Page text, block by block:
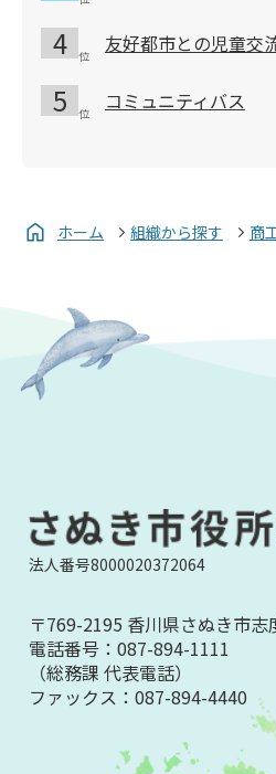
友好都市との児童交
コミュニティバス
ホーム 組織から探す 商
法人番号8000020372064
〒769-2195 香川県さぬき市志
電話番号：087-894-1111
（総務課 代表電話）
ファックス：087-894-4440